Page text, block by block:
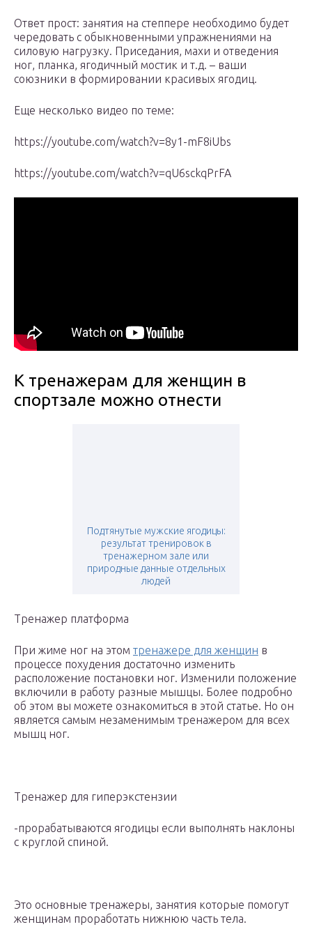
Ответ прост: занятия на степпере необходимо будет
чередовать с обыкновенными упражнениями на
силовую нагрузку. Приседания, махи и отведения
ног, планка, ягодичный мостик и т.д. – ваши
союзники в формировании красивых ягодиц.
Еще несколько видео по теме:
https://youtube.com/watch?v=8y1-mF8iUbs
https://youtube.com/watch?v=qU6sckqPrFA
К тренажерам для женщин в
спортзале можно отнести
Подтянутые мужские ягодицы:
результат тренировок в
тренажерном зале или
природные данные отдельных
людей
Тренажер платформа
При жиме ног на этом тренажере для женщин в
процессе похудения достаточно изменить
расположение постановки ног. Изменили положение
включили в работу разные мышцы. Более подробно
об этом вы можете ознакомиться в этой статье. Но он
является самым незаменимым тренажером для всех
мышц ног.
Тренажер для гиперэкстензии
-прорабатываются ягодицы если выполнять наклоны
с круглой спиной.
Это основные тренажеры, занятия которые помогут
женщинам проработать нижнюю часть тела.